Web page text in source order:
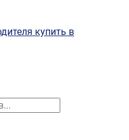
купить в